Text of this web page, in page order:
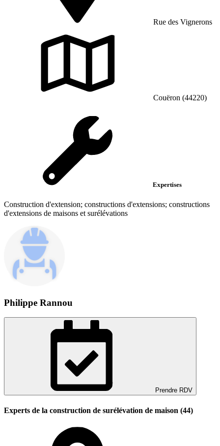
Rue des Vignerons
Couëron (44220)
Expertises
Construction d'extension; constructions d'extensions; constructions
d'extensions de maisons et surélévations
Philippe Rannou
Prendre RDV
Experts de la construction de surélévation de maison (44)